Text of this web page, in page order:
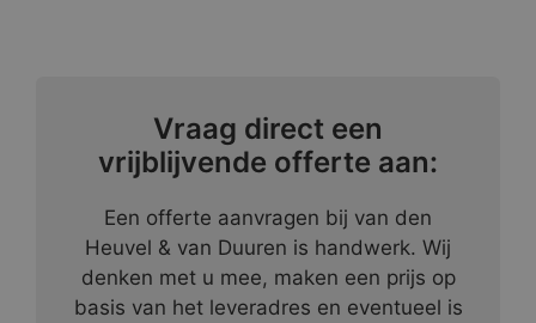
Vraag direct een
vrijblijvende offerte aan:
Een offerte aanvragen bij van den
Heuvel & van Duuren is handwerk. Wij
denken met u mee, maken een prijs op
basis van het leveradres en eventueel is